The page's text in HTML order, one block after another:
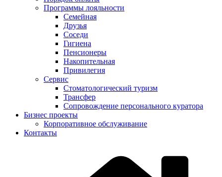
Программы лояльности
Семейная
Друзья
Соседи
Гигиена
Пенсионеры
Накопительная
Привилегия
Cервис
Стоматологический туризм
Трансфер
Сопровождение персонального куратора
Бизнес проекты
Корпоративное обслуживание
Контакты